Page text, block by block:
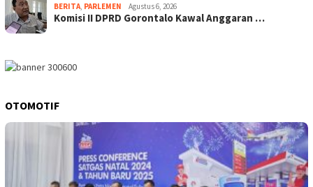
BERITA, PARLEMEN Agustus 6, 2026
Komisi II DPRD Gorontalo Kawal Anggaran …
OTOMOTIF